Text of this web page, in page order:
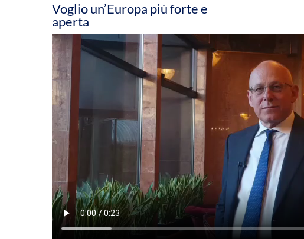
Voglio un’Europa più forte e
aperta